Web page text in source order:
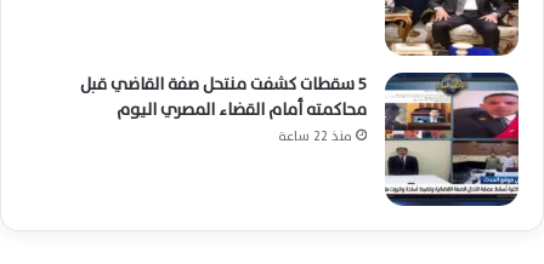
5 سقطات كشفت منتحل صفة القاضي قبل
محاكمته أمام القضاء المصري اليوم
منذ 22 ساعة